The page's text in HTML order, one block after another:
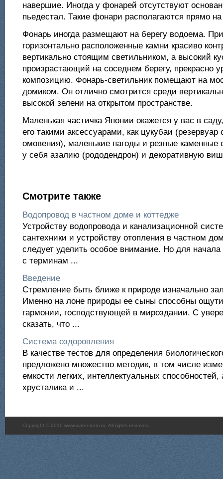
навершие. Иногда у фонарей отсутствуют
пьедестал. Такие фонари располагаются прямо
Фонарь иногда размещают на берегу водоема.
горизонтально расположенные камни красиво
вертикально стоящим светильником, а высокий
произрастающий на соседнем берегу, прекрасно
композицию. Фонарь-светильник помещают на
домиком. Он отлично смотрится среди
высокой зелени на открытом пространстве.
Маленькая частичка Японии окажется у вас в
его такими аксессуарами, как цукубаи (резервуар
омовения), маленькие пагоды и резные каменные
у себя азалию (рододендрон) и декоративную
Смотрите также
Водопровод в частном доме и коттедже
Устройству водопровода и канализационной
сантехники и устройству отопления в частном
следует уделить особое внимание. Но для
с терминам ...
Введение
Стремление быть ближе к природе изначально
Именно на лоне природы ее сыны способны
гармонии, господствующей в мироздании. С
сказать, что ...
Система оздоровления
В качестве тестов для определения
предложено множество методик, в том числе
емкости легких, интеллектуальных способностей,
хрусталика и ...
Copyright © 2010 www.water-dom.ru. All rights reserved.